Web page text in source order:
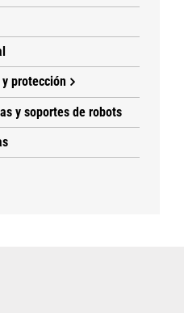
protección
y soportes de robots